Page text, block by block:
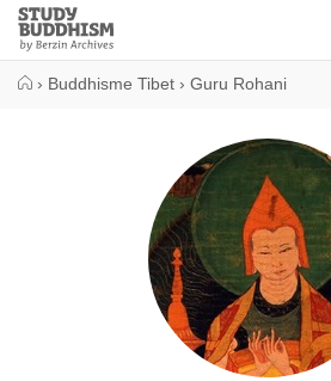
Close
Study
Buddhism
› Buddhisme Tibet › Guru Rohani